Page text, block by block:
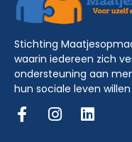
Stichting
waarin iedereen zich
ondersteuning aan
hun sociale leven